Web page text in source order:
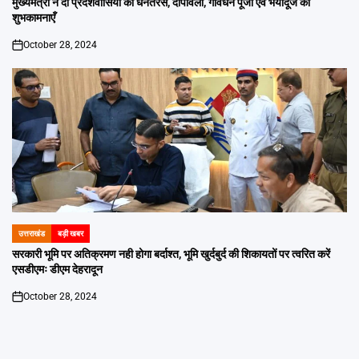
शुभकामनाएँ
on
October 28, 2024
POSTED
IN
उत्तराखंड बड़ी खबर
सरकारी भूमि पर अतिक्रमण नही होगा बर्दाश्त, भूमि खुर्दबुर्द की शिकायतों पर त्वरित करें
एसडीएमः डीएम देहरादून
on
October 28, 2024